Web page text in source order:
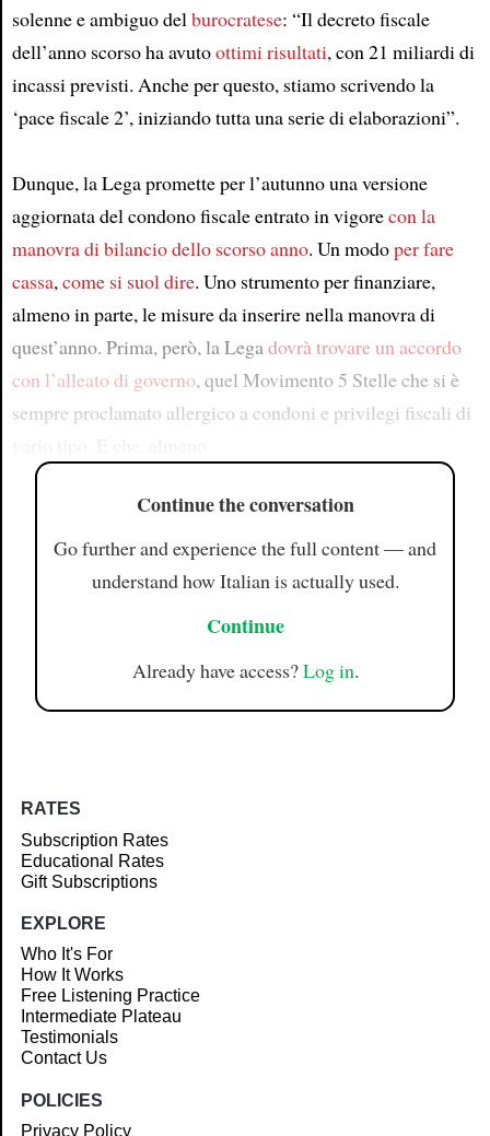
solenne e ambiguo delburocratese: “Il decreto fiscale
dell’anno scorso ha avutoottimi risultati, con 21 miliardi di
incassi previsti. Anche per questo, stiamo scrivendo la
‘pace fiscale 2’, iniziando tutta una serie di elaborazioni”.
Dunque, la Lega promette per l’autunno una versione
aggiornata del condono fiscale entrato in vigorecon la
manovra di bilancio dello scorso anno. Un modoper fare
cassa,come si suol dire. Uno strumento per finanziare,
almeno in parte, le misure da inserire nella manovra di
quest’anno. Prima, però, la Legadovrà trovare un accordo
con l’alleato di governo, quel Movimento 5 Stelle che si è
sempre proclamato allergico a condoni e privilegi fiscali di
Continue the conversation
Go further and experience the full content — and
understand how Italian is actually used.
Continue
Already have access?Log in.
RATES
Subscription Rates
Educational Rates
Gift Subscriptions
EXPLORE
Who It's For
How It Works
Free Listening Practice
Intermediate Plateau
Testimonials
Contact Us
POLICIES
Privacy Policy